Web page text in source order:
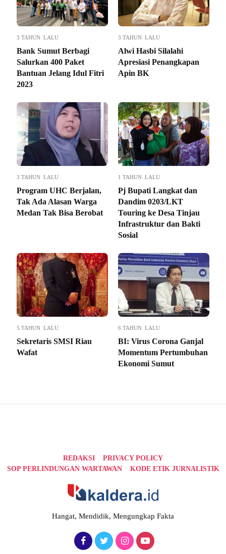
3 TAHUN LALU
Bank Sumut Berbagi
Salurkan 400 Paket
Bantuan Jelang Idul Fitri
2023
3 TAHUN LALU
Alwi Hasbi Silalahi
Apresiasi Penangkapan
Apin BK
3 TAHUN LALU
Program UHC Berjalan,
Tak Ada Alasan Warga
Medan Tak Bisa Berobat
1 TAHUN LALU
Pj Bupati Langkat dan
Dandim 0203/LKT
Touring ke Desa Tinjau
Infrastruktur dan Bakti
Sosial
5 TAHUN LALU
Sekretaris SMSI Riau
Wafat
6 TAHUN LALU
BI: Virus Corona Ganjal
Momentum Pertumbuhan
Ekonomi Sumut
REDAKSI
PRIVACY POLICY
SOP PERLINDUNGAN WARTAWAN
KODE ETIK JURNALISTIK
Hangat, Mendidik, Mengungkap Fakta